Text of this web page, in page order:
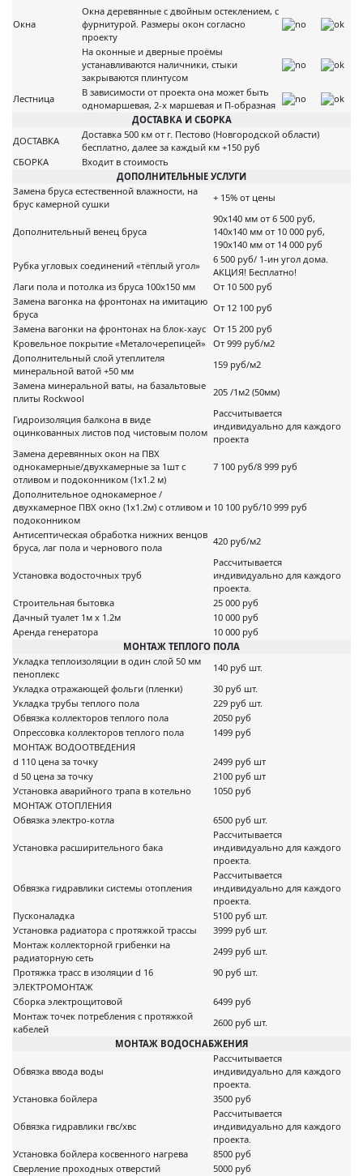
Окна
Окна деревянные с двойным остеклением, с
фурнитурой. Размеры окон согласно
проекту
На оконные и дверные проёмы
устанавливаются наличники, стыки
закрываются плинтусом
Лестница
В зависимости от проекта она может быть
одномаршевая, 2-х маршевая и П-образная
ДОСТАВКА И СБОРКА
ДОСТАВКА
Доставка 500 км от г. Пестово (Новгородской области)
бесплатно, далее за каждый км +150 руб
СБОРКА
Входит в стоимость
ДОПОЛНИТЕЛЬНЫЕ УСЛУГИ
Замена бруса естественной влажности, на
брус камерной сушки
+ 15% от цены
Дополнительный венец бруса
90х140 мм от 6 500 руб,
140х140 мм от 10 000 руб,
190х140 мм от 14 000 руб
Рубка угловых соединений «тёплый угол»
6 500 руб/ 1-ин угол дома.
АКЦИЯ! Бесплатно!
Лаги пола и потолка из бруса 100х150 мм
От 10 500 руб
Замена вагонка на фронтонах на имитацию
бруса
От 12 100 руб
Замена вагонки на фронтонах на блок-хаус От 15 200 руб
Кровельное покрытие «Металочерепицей»
От 999 руб/м2
Дополнительный слой утеплителя
минеральной ватой +50 мм
159 руб/м2
Замена минеральной ваты, на базальтовые
плиты Rockwool
205 /1м2 (50мм)
Гидроизоляция балкона в виде
оцинкованных листов под чистовым полом
Рассчитывается
индивидуально для каждого
проекта
Замена деревянных окон на ПВХ
однокамерные/двухкамерные за 1шт с
отливом и подоконником (1х1.2 м)
7 100 руб/8 999 руб
Дополнительное однокамерное /
двухкамерное ПВХ окно (1х1.2м) с отливом и
подоконником
10 100 руб/10 999 руб
Антисептическая обработка нижних венцов
бруса, лаг пола и чернового пола
420 руб/м2
Установка водосточных труб
Рассчитывается
индивидуально для каждого
проекта.
Строительная бытовка
25 000 руб
Дачный туалет 1м х 1.2м
10 000 руб
Аренда генератора
10 000 руб
МОНТАЖ ТЕПЛОГО ПОЛА
Укладка теплоизоляции в один слой 50 мм
пеноплекс
140 руб шт.
Укладка отражающей фольги (пленки)
30 руб шт.
Укладка трубы теплого пола
229 руб шт.
Обвязка коллекторов теплого пола
2050 руб
Опрессовка коллекторов теплого пола
1499 руб
МОНТАЖ ВОДООТВЕДЕНИЯ
d 110 цена за точку
2499 руб шт
d 50 цена за точку
2100 руб шт
Установка аварийного трапа в котельно
1050 руб
МОНТАЖ ОТОПЛЕНИЯ
Обвязка электро-котла
6500 руб шт.
Установка расширительного бака
Рассчитывается
индивидуально для каждого
проекта.
Обвязка гидравлики системы отопления
Рассчитывается
индивидуально для каждого
проекта.
Пусконаладка
5100 руб шт.
Установка радиатора с протяжкой трассы
3999 руб шт.
Монтаж коллекторной грибенки на
радиаторную сеть
2499 руб шт.
Протяжка трасс в изоляции d 16
90 руб шт.
ЭЛЕКТРОМОНТАЖ
Сборка электрощитовой
6499 руб
Монтаж точек потребления с протяжкой
кабелей
2600 руб шт.
МОНТАЖ ВОДОСНАБЖЕНИЯ
Обвязка ввода воды
Рассчитывается
индивидуально для каждого
проекта.
Установка бойлера
3500 руб
Обвязка гидравлики гвс/хвс
Рассчитывается
индивидуально для каждого
проекта.
Установка бойлера косвенного нагрева
8500 руб
Сверление проходных отверстий
5000 руб